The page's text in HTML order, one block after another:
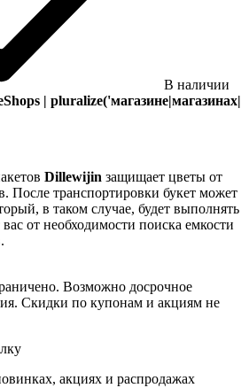
В наличии
| pluralize('магазине|магазинах|
Dillewijin защищает цветы от
После транспортировки букет может
в таком случае, будет выполнять
от необходимости поиска емкости
Возможно досрочное
Скидки по купонам и акциям не
акциях и распродажах